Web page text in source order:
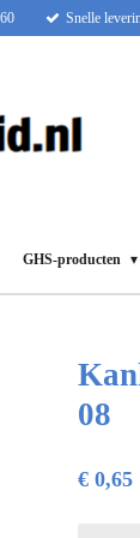
Snelle
GHS-producten
08
€ 0,65